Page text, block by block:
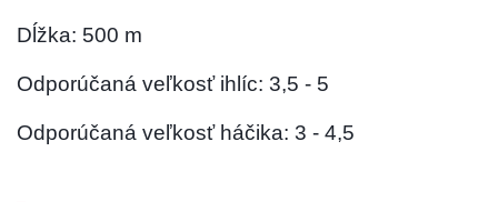
Dĺžka: 500 m
Odporúčaná veľkosť ihlíc: 3,5 - 5
Odporúčaná veľkosť háčika: 3 - 4,5